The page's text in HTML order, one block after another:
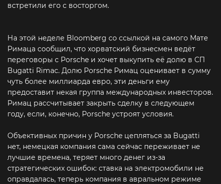
встретили его с восторгом.
На этой неделе Bloomberg со ссылкой на самого Мате
Римаца сообщил, что хорватский бизнесмен ведёт
переговоры с Porsche и хочет выкупить её долю в СП
Bugatti Rimac. Долю Porsche Римац оценивает в сумму
чуть более миллиарда евро, эти деньги ему
предоставит некая группа международных инвесторов.
Римац рассчитывает закрыть сделку в следующем
году, если, конечно, Porsche устроят условия.
Объективных причин у Porsche цепляться за Bugatti
нет, немецкая компания сама сейчас переживает не
лучшие времена, теряет много денег из-за
стратегических ошибок: ставка на электромобили не
оправдалась, теперь компания в авральном режиме